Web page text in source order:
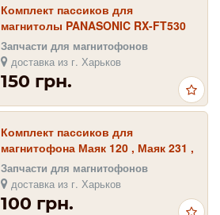
Комплект пассиков для
магнитолы PANASONIC RX-FT530
Запчасти для магнитофонов
доставка из г. Харьков
150 грн.
Комплект пассиков для
магнитофона Маяк 120 , Маяк 231 ,
Маяк 232 , Маяк 233
Запчасти для магнитофонов
доставка из г. Харьков
100 грн.